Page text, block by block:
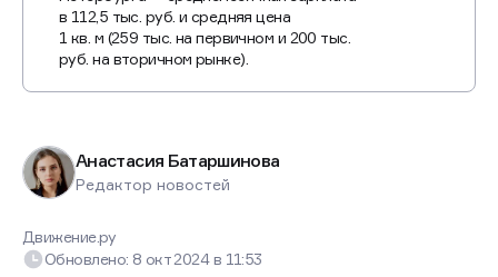
в 112,5 тыс. руб. и средняя цена
1 кв. м (259 тыс. на первичном и 200 тыс.
руб. на вторичном рынке).
Анастасия Батаршинова
Редактор новостей
Движение.ру
Обновлено: 8 окт 2024в 11:53